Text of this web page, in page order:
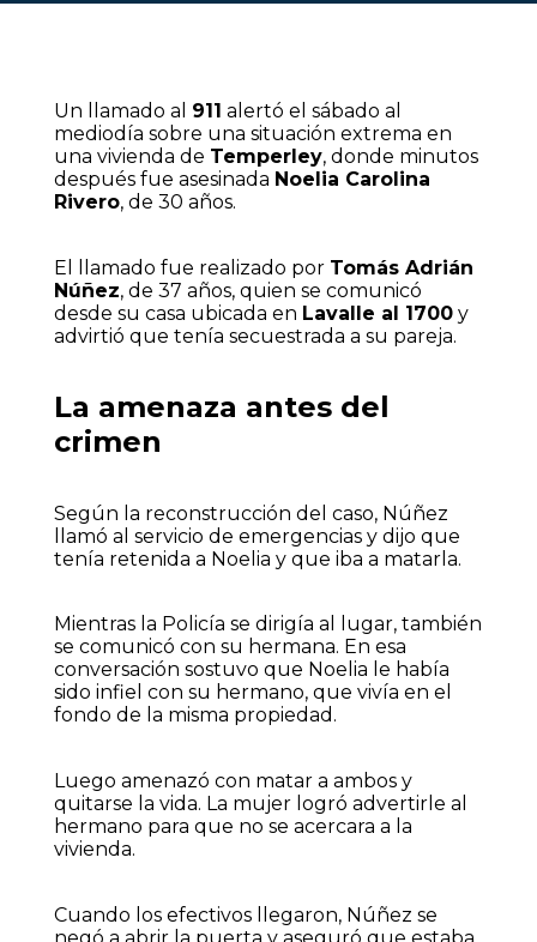
Un llamado al 911 alertó el sábado al
mediodía sobre una situación extrema en
una vivienda de Temperley, donde minutos
después fue asesinada Noelia Carolina
Rivero, de 30 años.
El llamado fue realizado por Tomás Adrián
Núñez, de 37 años, quien se comunicó
desde su casa ubicada en Lavalle al 1700y
advirtió que tenía secuestrada a su pareja.
La amenaza antes del
crimen
Según la reconstrucción del caso, Núñez
llamó al servicio de emergencias y dijo que
tenía retenida a Noelia y que iba a matarla.
Mientras la Policía se dirigía al lugar, también
se comunicó con su hermana. En esa
conversación sostuvo que Noelia le había
sido infiel con su hermano, que vivía en el
fondo de la misma propiedad.
Luego amenazó con matar a ambos y
quitarse la vida. La mujer logró advertirle al
hermano para que no se acercara a la
vivienda.
Cuando los efectivos llegaron, Núñez se
negó a abrir la puerta y aseguró que estaba